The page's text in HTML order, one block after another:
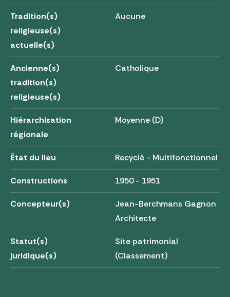
Tradition(s)
religieuse(s)
actuelle(s)
Aucune
Ancienne(s)
tradition(s)
religieuse(s)
Catholique
Hiérarchisation
régionale
Moyenne (D)
État du lieu Recyclé - Multifonctionnel
Constructions 1950 - 1951
Concepteur(s)
Jean-Berchmans Gagnon
Architecte
Statut(s)
juridique(s)
Site patrimonial
(Classement)